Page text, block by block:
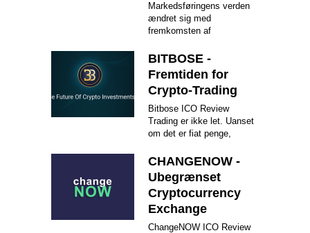
Markedsføringens verden
ændret sig med
fremkomsten af
BITBOSE -
Fremtiden for
Crypto-Trading
Bitbose ICO Review
Trading er ikke let. Uanset
om det er fiat penge,
CHANGENOW -
Ubegrænset
Cryptocurrency
Exchange
ChangeNOW ICO Review